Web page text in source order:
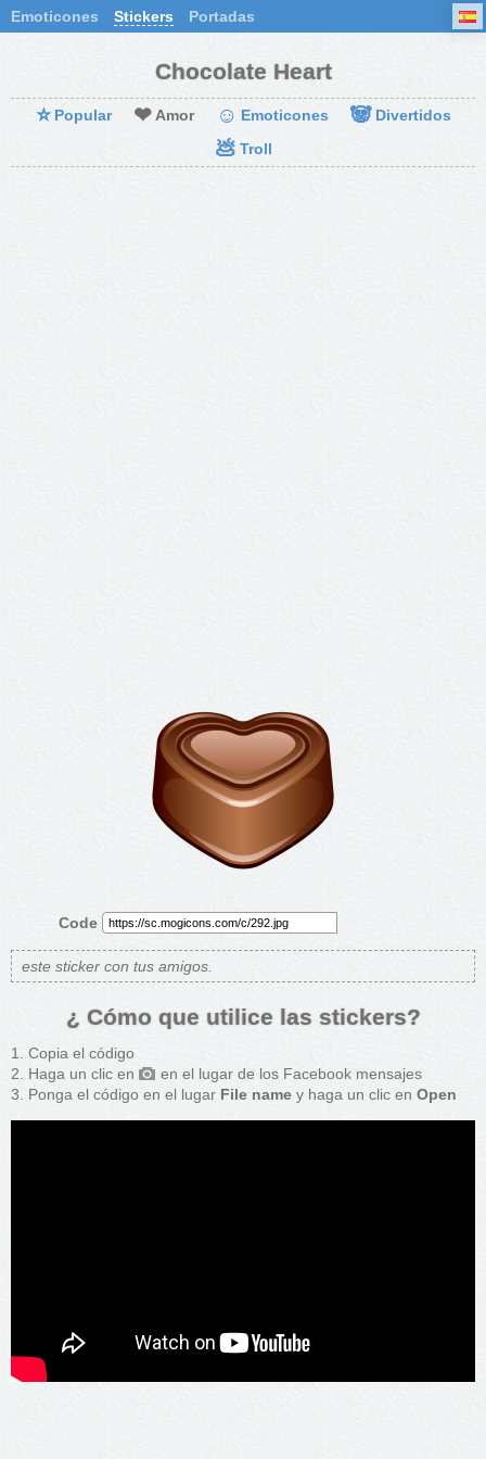
Emoticones Stickers Portadas
Chocolate Heart
⭐ Popular ❤ Amor ☺ Emoticones 🐼 Divertidos
💩 Troll
Code
este sticker con tus amigos.
¿ Cómo que utilice las stickers?
Copia el código
Haga un clic en
en el lugar de los Facebook mensajes
Ponga el código en el lugar File name y haga un clic en Open